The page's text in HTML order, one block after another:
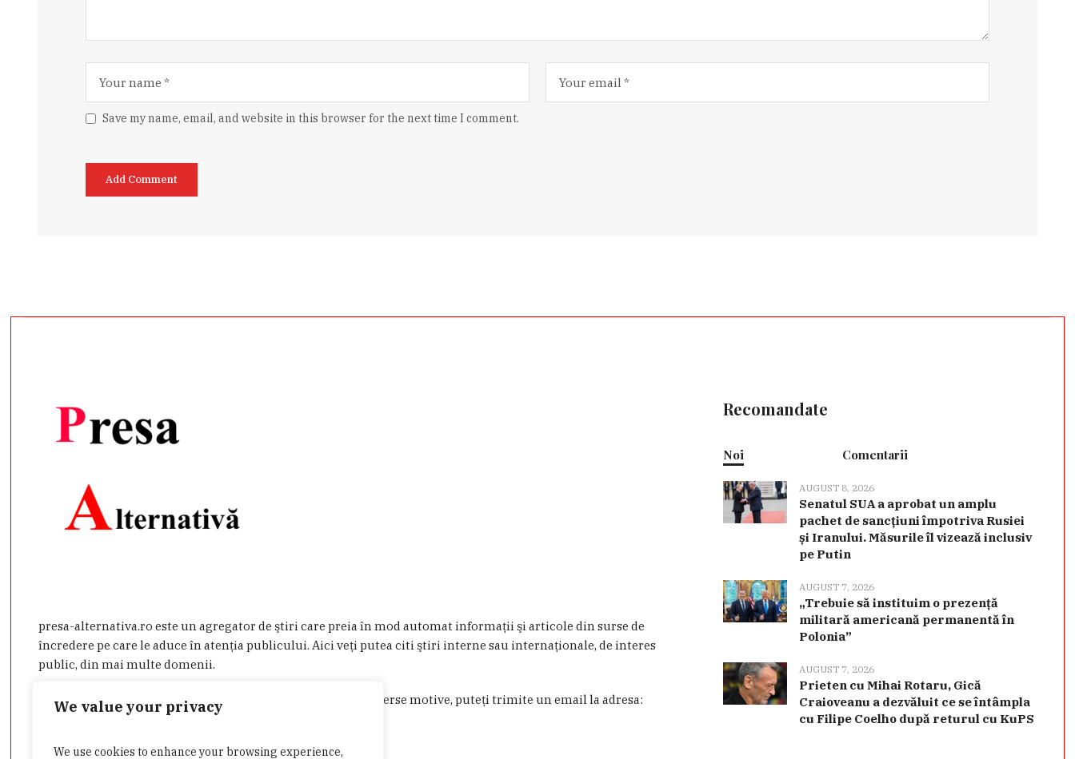
We value your privacy
We use cookies to enhance your browsing experience,
Save my name, email, and website in this browser for the next time I comment.
presa-alternativa.ro este un agregator de ştiri care preia în mod automat informaţii şi articole din surse de
încredere pe care le aduce în atenţia publicului. Aici veţi putea citi ştiri interne sau internaţionale, de interes
public, din mai multe domenii.
Dacă aveţi o ştire de interes sau doriţi să ne contactaţi din diverse motive, puteţi trimite un email la adresa:
admin@presa-alternativa.ro
Recomandate
Noi Comentarii
AUGUST 8, 2026
Senatul SUA a aprobat un amplu
pachet de sancțiuni împotriva Rusiei
și Iranului. Măsurile îl vizează inclusiv
pe Putin
AUGUST 7, 2026
„Trebuie să instituim o prezență
militară americană permanentă în
Polonia”
AUGUST 7, 2026
Prieten cu Mihai Rotaru, Gică
Craioveanu a dezvăluit ce se întâmpla
cu Filipe Coelho după returul cu KuPS